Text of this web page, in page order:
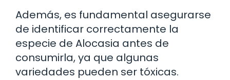
Además, es fundamental asegurarse
de identificar correctamente la
especie de Alocasia antes de
consumirla, ya que algunas
variedades pueden ser tóxicas.